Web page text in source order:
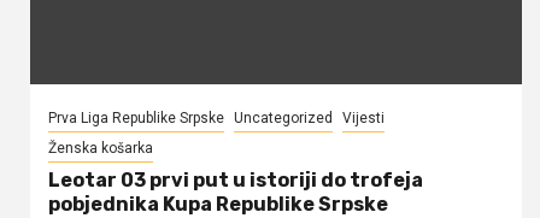
Prva Liga Republike Srpske Uncategorized
Vijesti
Ženska košarka
Leotar 03 prvi put u istoriji do trofeja
pobjednika Kupa Republike Srpske